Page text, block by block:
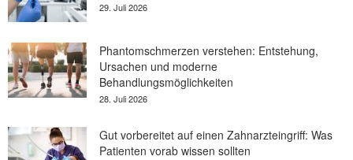
29. Juli 2026
Phantomschmerzen verstehen: Entstehung,
Ursachen und moderne
Behandlungsmöglichkeiten
28. Juli 2026
Gut vorbereitet auf einen Zahnarzteingriff: Was
Patienten vorab wissen sollten